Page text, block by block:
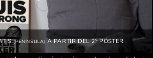
(PENÍNSULA) A PARTIR DEL 2º PÓSTER